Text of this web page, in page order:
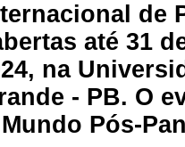
de
até 31
na
- PB. O
Pós-